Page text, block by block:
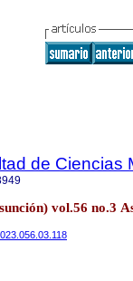
de Ciencias
vol.56 no.3